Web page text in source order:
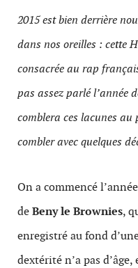
2015 est bien derrière
dans nos oreilles : cette
consacrée au rap
pas assez parlé l’année
comblera ces lacunes au
combler avec quelques
On a commencé
deBeny le Brownies,
enregistré au fond
dextérité n’a pas